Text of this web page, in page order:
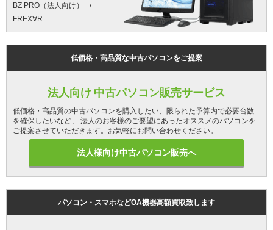
BZ PRO（法人向け）
FREX∀R
低価格・高品質な中古パソコンをご提案
法人向け 中古パソコン販売サービス
低価格・高品質の中古パソコンを購入したい、限られた予算内で必要台数
を確保したいなど、 法人のお客様のご要望にあったオススメのパソコンを
ご提案させていただきます。お気軽にお問い合わせください。
法人様向け中古パソコン販売へ
パソコン・スマホなどOA機器高額買取致します